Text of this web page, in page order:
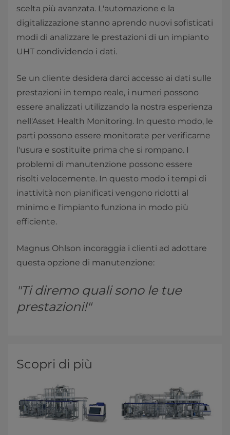
scelta più avanzata. L'automazione e la
digitalizzazione stanno aprendo nuovi sofisticati
modi di analizzare le prestazioni di un impianto
UHT condividendo i dati.
Se un cliente desidera darci accesso ai dati sulle
prestazioni in tempo reale, i numeri possono
essere analizzati utilizzando la nostra esperienza
nell'Asset Health Monitoring. In questo modo, le
parti possono essere monitorate per verificarne
l'usura e sostituite prima che si rompano. I
problemi di manutenzione possono essere
risolti velocemente. In questo modo i tempi di
inattività non pianificati vengono ridotti al
minimo e l'impianto funziona in modo più
efficiente.
Magnus Ohlson incoraggia i clienti ad adottare
questa opzione di manutenzione:
"Ti diremo quali sono le tue
prestazioni!"
Scopri di più